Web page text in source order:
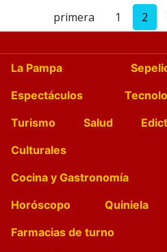
primera 1 2
La Pampa
Espectáculos
Turismo
Salud
Culturales
Cocina y Gastronomía
Horóscopo
Quiniela
Farmacias de turno